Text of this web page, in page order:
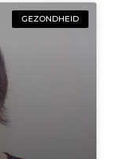
GEZONDHEID